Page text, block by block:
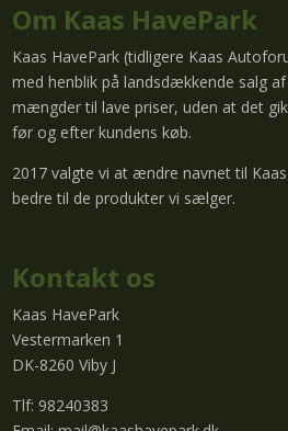
Om Kaas HavePark
Kaas HavePark (tidligere Kaas
med henblik på landsdækkende salg
mængder til lave priser, uden at det
før og efter kundens køb.
2017 valgte vi at ændre navnet til
bedre til de produkter vi sælger.
Kontakt os
Kaas HavePark
Vestermarken 1
DK-8260 Viby J
Tlf: 98240383